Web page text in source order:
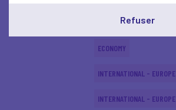
ECONOMY
ECONOMY
INTERNATIONAL - EUROPE
INTERNATIONAL - EUROPE
Refuser